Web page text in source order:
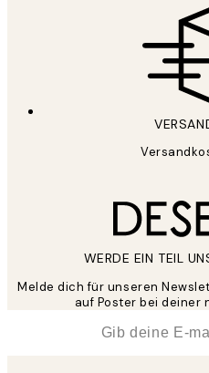
WERDE EIN TEIL
Melde dich für unseren
auf Poster bei deiner